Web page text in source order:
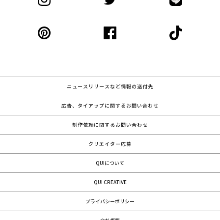
ニュースリリースなど情報の送付先
広告、タイアップに関するお問い合わせ
制作依頼に関するお問い合わせ
クリエイター応募
QUIについて
QUI CREATIVE
プライバシーポリシー